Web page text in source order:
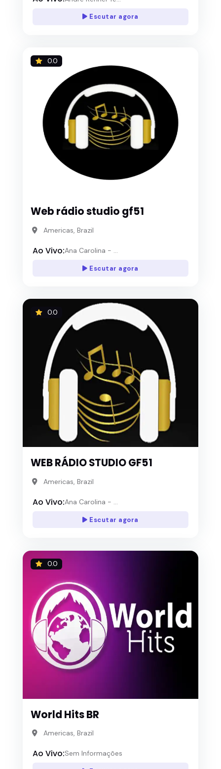
Escutar agora
0.0
Web rádio studio gf51
Americas, Brazil
Ao Vivo:Ana Carolina - ...
Escutar agora
0.0
WEB RÁDIO STUDIO GF51
Americas, Brazil
Ao Vivo:Ana Carolina - ...
Escutar agora
0.0
World Hits BR
Americas, Brazil
Ao Vivo:Sem Informações